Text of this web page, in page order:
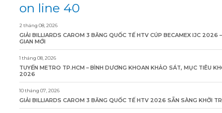
on line 40
2 tháng 08, 2026
GIẢI BILLIARDS CAROM 3 BĂNG QUỐC TẾ HTV CÚP BECAMEX IJC 2026
GIAN MỚI
1 tháng 08, 2026
TUYẾN METRO TP.HCM – BÌNH DƯƠNG KHOAN KHẢO SÁT, MỤC TIÊU
2026
10 tháng 07, 2026
GIẢI BILLIARDS CAROM 3 BĂNG QUỐC TẾ HTV 2026 SẴN SÀNG KHỞI